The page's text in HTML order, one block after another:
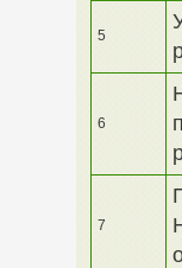
5
6
7